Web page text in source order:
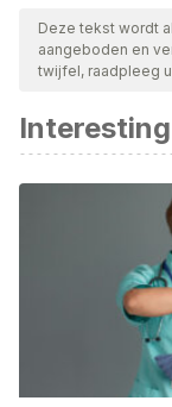
ons team om hun
geldigheid te
American Liver
content/
American
progression-
Siouda W,
attenuate
Deze tekst wordt
aangeboden en
twijfel, raadpleeg